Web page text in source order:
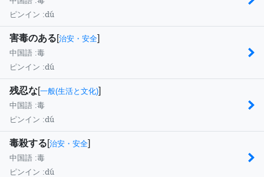
ピンイン :dú
害毒のある[治安・安全]
中国語 :毒
ピンイン :dú
残忍な[一般(生活と文化)]
中国語 :毒
ピンイン :dú
毒殺する[治安・安全]
中国語 :毒
ピンイン :dú